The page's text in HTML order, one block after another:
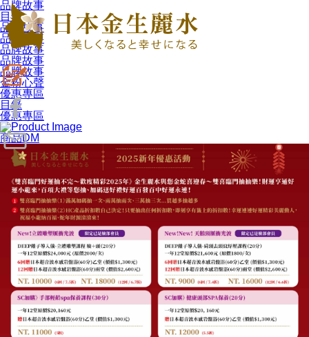
品牌故事
目錄
品牌故事
品牌故事
品牌故事
品牌故事
品牌故事
金粉心聲
優惠專區
目錄
優惠專區
商品DM